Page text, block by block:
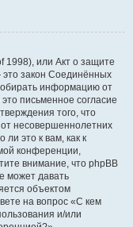
1998), или Акт о защите
это закон Соединённых
информацию от
письменное согласие
того, что
несовершеннолетних
это к вам, как к
конференции,
внимание, что phpBB
может давать
объектом
на вопрос «С кем
и/или